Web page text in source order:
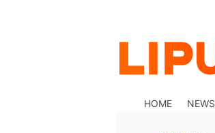
HOME NEWS